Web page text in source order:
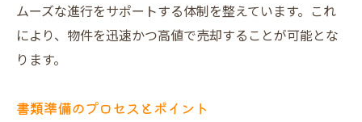
ムーズな進行をサポートする体制を整えています。これ
により、物件を迅速かつ高値で売却することが可能とな
ります。
書類準備のプロセスとポイント